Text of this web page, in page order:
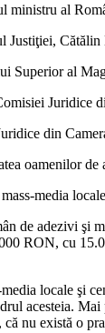
ministru al
Justiţiei,
Superior al
Juridice
din
oamenilor de
media
de adezivi
RON, cu
locale
acesteia.
nu există o